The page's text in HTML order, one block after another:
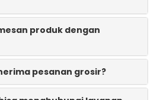
produk dengan
pesanan grosir?